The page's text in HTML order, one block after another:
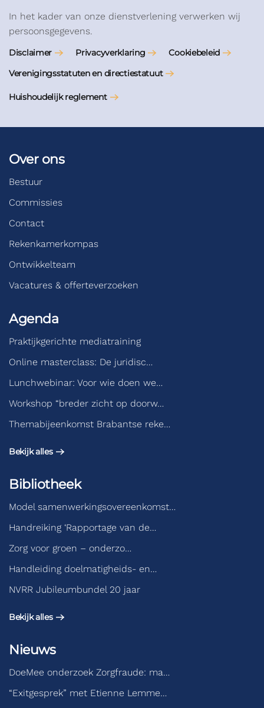
In het kader van onze dienstverlening verwerken wij
persoonsgegevens.
Disclaimer Privacyverklaring
Cookiebeleid
Verenigingsstatuten en directiestatuut
Huishoudelijk reglement
Over ons
Bestuur
Commissies
Contact
Rekenkamerkompas
Ontwikkelteam
Vacatures & offerteverzoeken
Agenda
Praktijkgerichte mediatraining
Online masterclass: De juridisc…
Lunchwebinar: Voor wie doen we…
Workshop “breder zicht op doorw…
Themabijeenkomst Brabantse reke…
Bekijk alles
Bibliotheek
Model samenwerkingsovereenkomst…
Handreiking ‘Rapportage van de…
Zorg voor groen – onderzo…
Handleiding doelmatigheids- en…
NVRR Jubileumbundel 20 jaar
Bekijk alles
Nieuws
DoeMee onderzoek Zorgfraude: ma…
“Exitgesprek” met Etienne Lemme…